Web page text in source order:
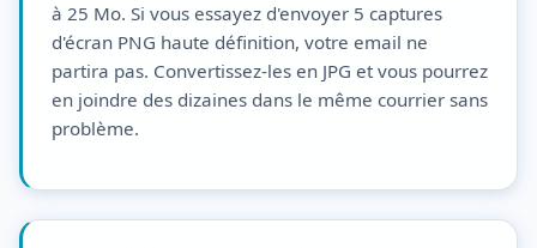
à 25 Mo. Si vous essayez d'envoyer 5 captures
d'écran PNG haute définition, votre email ne
partira pas. Convertissez-les en JPG et vous pourrez
en joindre des dizaines dans le même courrier sans
problème.